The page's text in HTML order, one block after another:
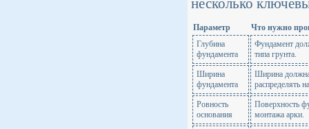
несколько
Параметр
Что нужно
Глубина
фундамента
Фундамент
типа грунта.
Ширина
фундамента
Ширина должна
распределять
Ровность
основания
Поверхность
монтажа арки.